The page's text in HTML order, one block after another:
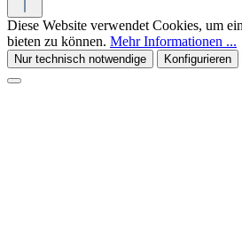
Diese Website verwendet Cookies, um
bieten zu können. Mehr Informationen ...
Nur technisch notwendige Konfigurieren